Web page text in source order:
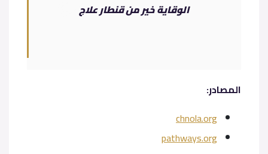
الوقاية خير من قنطار علاج
المصادر:
chnola.org
pathways.org